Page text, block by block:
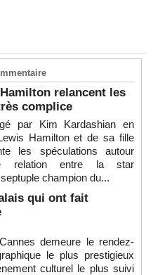
relancent les
complice
par Kim Kardashian en
Hamilton et de sa fille
les spéculations autour
relation entre la star
champion du...
qui ont fait
demeure le rendez-
le plus prestigieux
culturel le plus suivi